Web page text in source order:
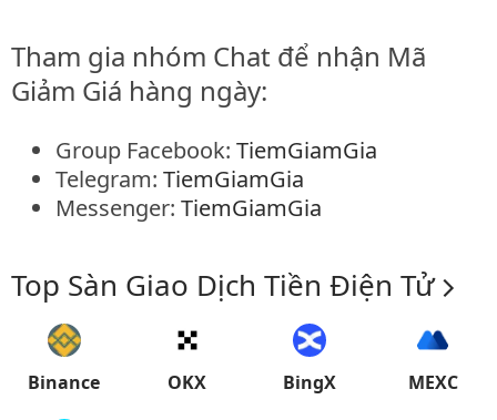
Tham gia nhóm Chat để nhận Mã
Giảm Giá hàng ngày:
Group Facebook: TiemGiamGia
Telegram: TiemGiamGia
Messenger: TiemGiamGia
Top Sàn Giao Dịch Tiền Điện Tử
Binance OKX BingX MEXC